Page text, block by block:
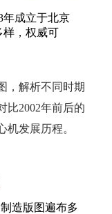
年成立于北京
样，权威可
，解析不同时期
比2002年前后的
机发展历程。
造版图遍布多